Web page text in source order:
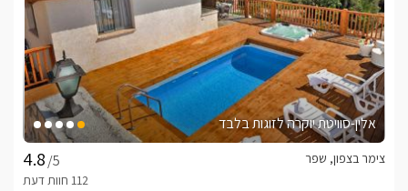
אלין-סוויטת יוקרה לזוגות בלבד
/5
צימר בצפון, שפר